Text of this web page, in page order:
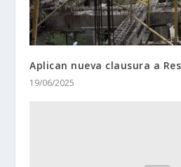
Aplican nueva clausura a
19/06/2025